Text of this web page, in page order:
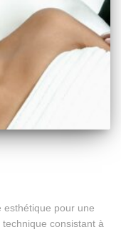
esthétique pour une
consistant à